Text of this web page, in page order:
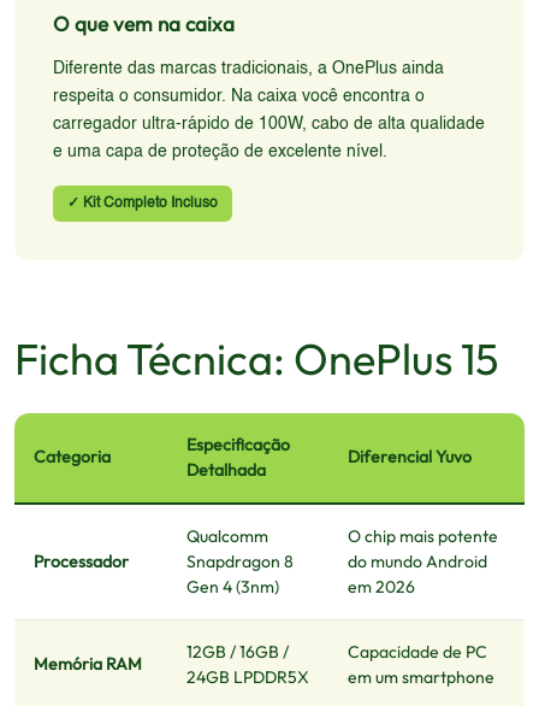
O que vem na caixa
Diferente das marcas tradicionais, a OnePlus ainda
respeita o consumidor. Na caixa você encontra o
carregador ultra-rápido de 100W, cabo de alta qualidade
e uma capa de proteção de excelente nível.
✓ Kit Completo Incluso
Ficha Técnica: OnePlus 15
Categoria
Especificação
Detalhada
Diferencial Yuvo
Processador
Qualcomm
Snapdragon 8
Gen 4 (3nm)
O chip mais potente
do mundo Android
em 2026
Memória RAM
12GB / 16GB /
24GB LPDDR5X
Capacidade de PC
em um smartphone